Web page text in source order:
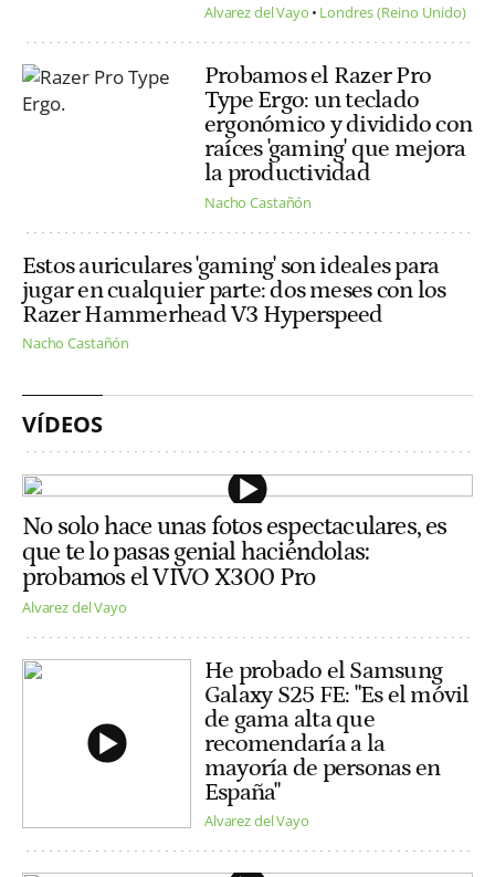
Alvarez del Vayo Londres (Reino Unido)
Probamos el Razer Pro
Type Ergo: un teclado
ergonómico y dividido con
raíces 'gaming' que mejora
la productividad
Nacho Castañón
Estos auriculares 'gaming' son ideales para
jugar en cualquier parte: dos meses con los
Razer Hammerhead V3 Hyperspeed
Nacho Castañón
VÍDEOS
No solo hace unas fotos espectaculares, es
que te lo pasas genial haciéndolas:
probamos el VIVO X300 Pro
Alvarez del Vayo
He probado el Samsung
Galaxy S25 FE: "Es el móvil
de gama alta que
recomendaría a la
mayoría de personas en
España"
Alvarez del Vayo